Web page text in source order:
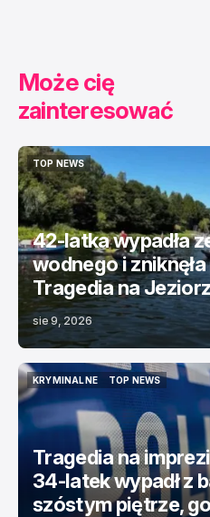
Może cię
zainteresować
TOP NEWS
TOP NEWS
42-latka wypadła
wodnego i
Tragedia na
sie 9, 2026
KRYMINALNE
KRYMINALNE
TOP NEWS
Tragedia na
34-latek wypadł z
szóstym piętrze,